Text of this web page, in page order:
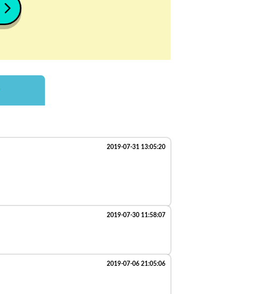
2019-07-31 13:05:20
2019-07-30 11:58:07
2019-07-06 21:05:06